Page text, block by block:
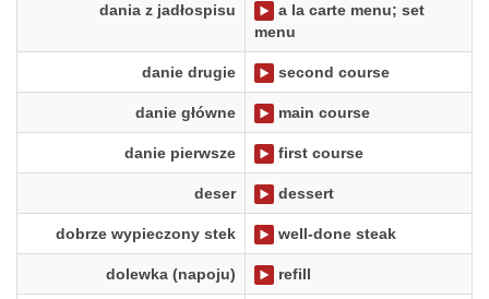
dania z jadłospisu
a la carte menu; set
menu
danie drugie second course
danie główne main course
danie pierwsze first course
deser dessert
dobrze wypieczony stek well-done steak
dolewka (napoju) refill